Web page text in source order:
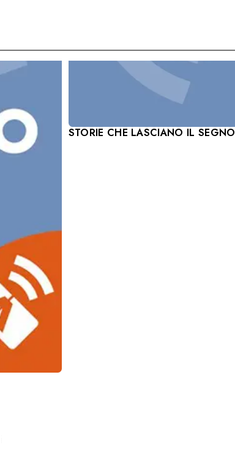
STORIE CHE LASCIANO IL SEGNO